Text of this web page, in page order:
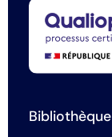
Bibliothèque